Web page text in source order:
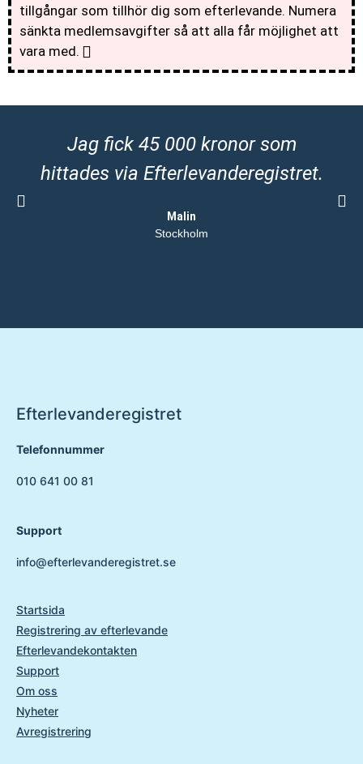
tillgångar som tillhör dig som efterlevande. Numera
sänkta medlemsavgifter så att alla får möjlighet att
vara med.
Jag fick 45 000 kronor som
hittades via Efterlevanderegistret.
Malin
Stockholm
Efterlevanderegistret
Telefonnummer
010 641 00 81
Support
info@efterlevanderegistret.se
Startsida
Registrering av efterlevande
Efterlevandekontakten
Support
Om oss
Nyheter
Avregistrering